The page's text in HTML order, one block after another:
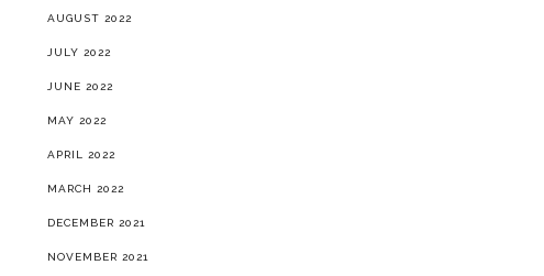
AUGUST 2022
JULY 2022
JUNE 2022
MAY 2022
APRIL 2022
MARCH 2022
DECEMBER 2021
NOVEMBER 2021